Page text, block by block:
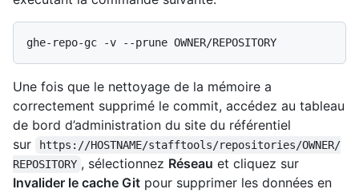
Une fois que le nettoyage de la mémoire a
correctement supprimé le commit, accédez au tableau
de bord d’administration du site du référentiel
sur
https://HOSTNAME/stafftools/repositories/OWNER/
REPOSITORY , sélectionnez Réseau et cliquez sur
Invalider le cache Git pour supprimer les données en